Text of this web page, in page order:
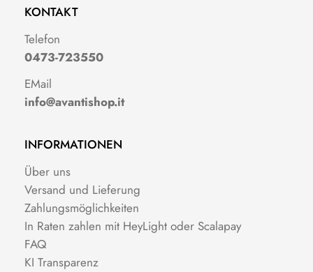
KONTAKT
Telefon
0473-723550
EMail
info@avantishop.it
INFORMATIONEN
Über uns
Versand und Lieferung
Zahlungsmöglichkeiten
In Raten zahlen mit HeyLight oder Scalapay
FAQ
KI Transparenz